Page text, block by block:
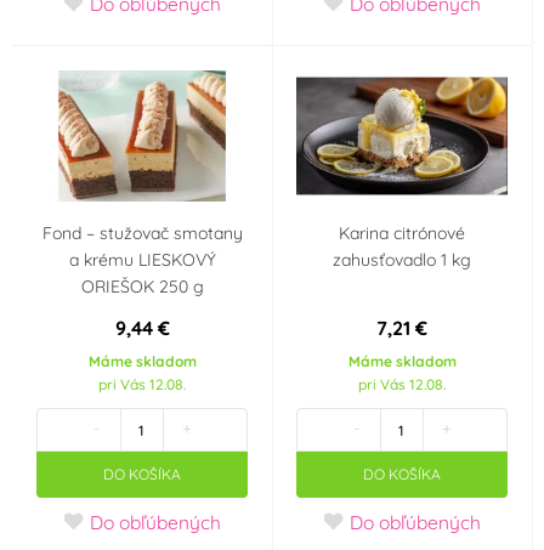
Fond – stužovač smotany
a krému LIESKOVÝ
ORIEŠOK 250 g
9,44 €
Máme skladom
pri Vás 12.08.
- +
DO KOŠÍKA
Do obľúbených
Karina citrónové
zahusťovadlo 1 kg
7,21 €
Máme skladom
pri Vás 12.08.
- +
DO KOŠÍKA
Do obľúbených